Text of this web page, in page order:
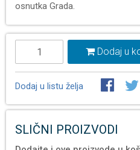
osnutka Grada.
Dodaj u
Dodaj u listu želja
SLIČNI PROIZVODI